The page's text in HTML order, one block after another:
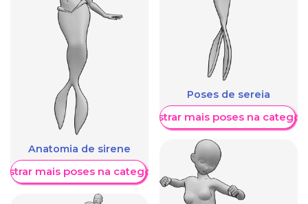
Anatomia de sirene
mais poses na categoria
Poses de sereia
Mostrar mais poses na